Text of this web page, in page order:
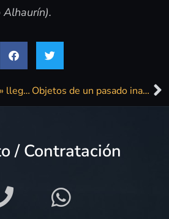
Alhaurín).
La gira «Yo fui a EGB» llega a Valencia Objetos de un pasado inacabado. Por Julio Moreno López
/ Contratación